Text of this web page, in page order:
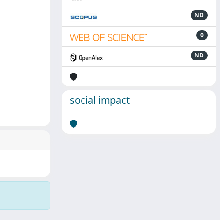
ND
0
ND
social impact